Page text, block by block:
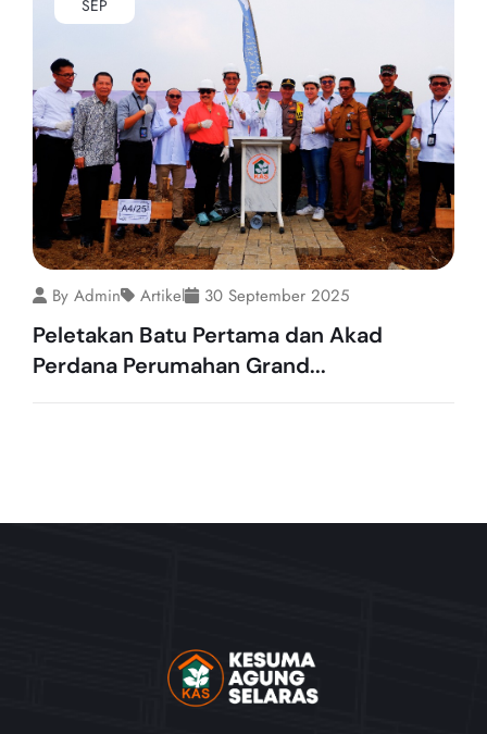
SEP
By Admin Artikel 30 September 2025
Peletakan Batu Pertama dan Akad
Perdana Perumahan Grand...